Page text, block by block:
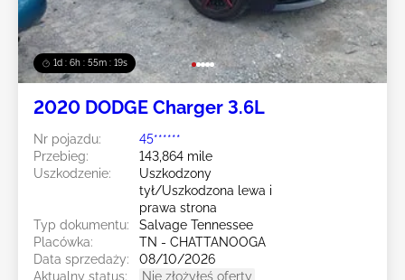
1d : 6h : 55m : 16s
2020 DODGE Charger 3.6L
Nr pojazdu:
45******
Przebieg:
143,864 mile
Uszkodzenie:
Uszkodzony
tył/Uszkodzona lewa i
prawa strona
Typ dokumentu:
Salvage Tennessee
Placówka:
TN - CHATTANOOGA
Data sprzedaży:
08/10/2026
Aktualny status:
Nie złożyłeś oferty